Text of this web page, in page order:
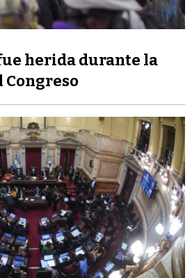
herida durante la
Congreso